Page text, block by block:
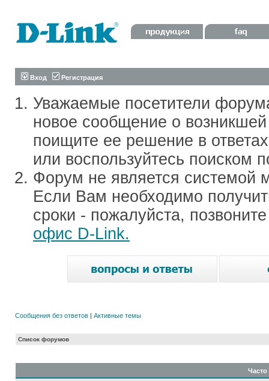
Вход Регистрация
Уважаемые посетители
новое сообщение о
поищите ее решение в
или воспользуйтесь поиском
Форум не является системой
Если Вам необходимо
сроки - пожалуйста,
офис D-Link.
Сообщения без ответов | Активные темы
Список форумов